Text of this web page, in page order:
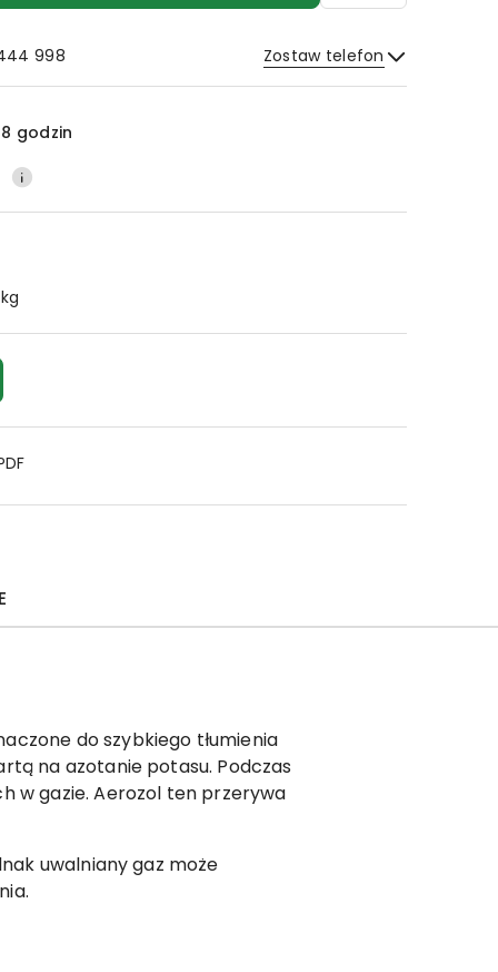
998 Zostaw telefon
Wyślij
godzin
do szybkiego tłumienia
na azotanie potasu. Podczas
w gazie. Aerozol ten przerywa
uwalniany gaz może